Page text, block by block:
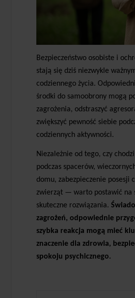
Bezpieczeństwo osobiste i
stają się dziś niezwykle
codziennego życia.
środki do samoobrony mogą
zagrożenia, odstraszyć
zwiększyć pewność siebie
codziennych aktywności.
Niezależnie od tego, czy
podczas spacerów,
domu, zabezpieczenie posesji
zwierząt — warto postawić na
skuteczne rozwiązania.
zagrożeń, odpowiednie
szybka reakcja mogą mieć
znaczenie dla zdrowia,
spokoju psychicznego.